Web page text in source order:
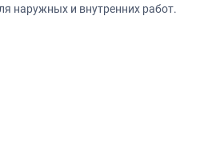
наружных и внутренних работ.